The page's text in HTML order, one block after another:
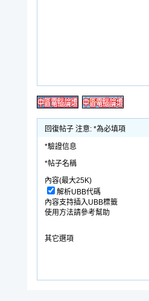
回復帖子 注意: *為必填項
*驗證信息
*帖子名稱
內容(最大25K)
解析UBB代碼
內容支持插入UBB標籤
使用方法請參考幫助
其它選項